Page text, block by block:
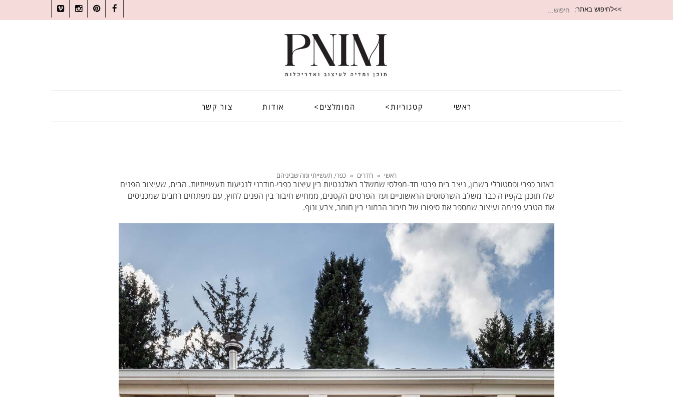
>>לחיפוש באתר: חיפוש
Facebook
Pinterest
Instagram
Vimeo
ראשי קטגוריות> המומלצים> אודות צור קשר
ראשי » חדרים » כפרי, תעשייתי ומה שביניהם
באזור כפרי ופסטורלי בשרון, ניצב בית פרטי חד-מפלסי שמשלב באלגנטיות בין עיצוב כפרי-מודרני לנגיעות תעשייתיות. הבית, שעיצוב הפנים
שלו תוכנן בקפידה כבר משלב השרטוטים הראשוניים ועד הפרטים הקטנים, ממחיש חיבור בין הפנים לחוץ, עם מפתחים רחבים שמכניסים
את הטבע פנימה ועיצוב שמספר את סיפורו של חיבור הרמוני בין חומר, צבע ונוף.